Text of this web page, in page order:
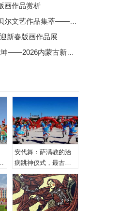
画作品赏析
作品集萃——姜识民版画选登
新春版画作品展
古新春民间工艺美术线上展（三）
安代舞：萨满教的治
病跳神仪式，最古老
的心理治疗！